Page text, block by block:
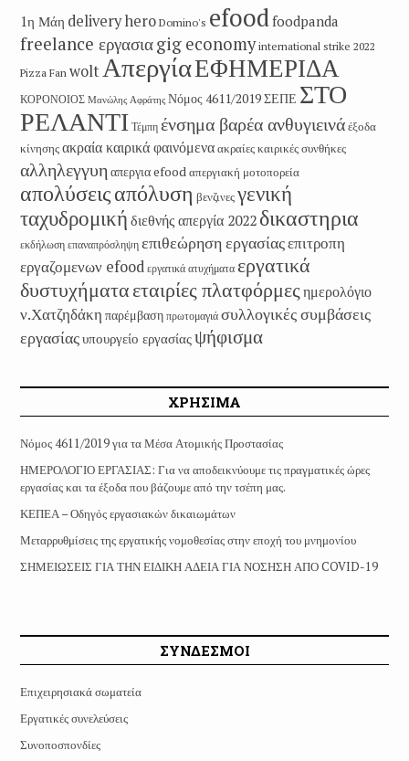
1η Μάη delivery hero Domino's efoodfoodpanda
freelance εργασιαgig economy international strike 2022
Pizza Fan woltΑπεργίαΕΦΗΜΕΡΙΔΑ
ΚΟΡΟΝΟΙΟΣ Μανώλης Αφράτης Νόμος 4611/2019ΣΕΠΕ ΣΤΟ
ΡΕΛΑΝΤΙ Τέμπη ένσημα βαρέα ανθυγιεινάέξοδα
κίνησηςακραία καιρικά φαινόμεναακραίες καιρικές συνθήκες
αλληλεγγυη απεργια efoodαπεργιακή μοτοπορεία
απολύσειςαπόλυση βενζινεςγενική
ταχυδρομική διεθνής απεργία 2022 δικαστηρια
εκδήλωση επαναπρόσληψη επιθεώρηση εργασίαςεπιτροπη
εργαζομενων efood εργατικά ατυχήματα εργατικά
δυστυχήματαεταιρίες πλατφόρμες ημερολόγιο
ν.Χατζηδάκη παρέμβαση πρωτομαγιά συλλογικές συμβάσεις
εργασίαςυπουργείο εργασίαςψήφισμα
ΧΡΗΣΙΜΑ
Νόμος 4611/2019 για τα Μέσα Ατομικής Προστασίας
ΗΜΕΡΟΛΟΓΙΟ ΕΡΓΑΣΙΑΣ: Για να αποδεικνύουμε τις πραγματικές ώρες
εργασίας και τα έξοδα που βάζουμε από την τσέπη μας.
ΚΕΠΕΑ – Οδηγός εργασιακών δικαιωμάτων
Μεταρρυθμίσεις της εργατικής νομοθεσίας στην εποχή του μνημονίου
ΣΗΜΕΙΩΣΕΙΣ ΓΙΑ ΤΗΝ ΕΙΔΙΚΗ ΑΔΕΙΑ ΓΙΑ ΝΟΣΗΣΗ ΑΠΟ COVID-19
ΣΥΝΔΕΣΜΟΙ
Επιχειρησιακά σωματεία
Εργατικές συνελεύσεις
Συνοποσπονδίες